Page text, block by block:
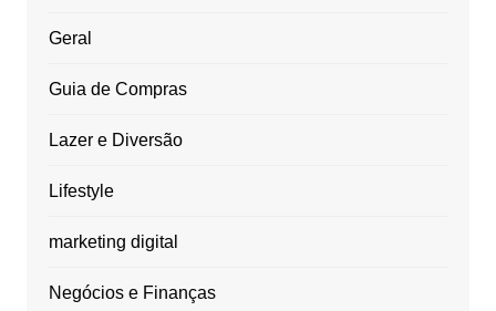
Geral
Guia de Compras
Lazer e Diversão
Lifestyle
marketing digital
Negócios e Finanças